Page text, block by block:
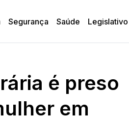
Segurança Saúde Legislativo
é preso
em